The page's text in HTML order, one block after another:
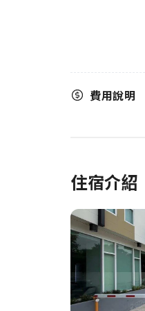
費用說明
住宿介紹